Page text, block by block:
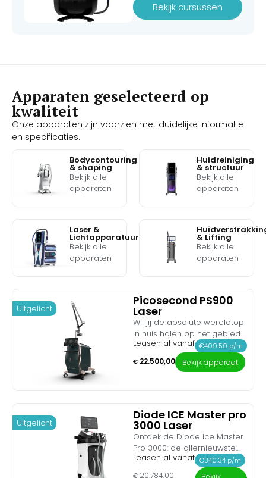
Bekijk cursussen
Apparaten geselecteerd op
kwaliteit
Onze apparaten zijn voorzien met duidelijke informatie
en specificaties.
Bodycontouring
& shaping
Bekijk alle
apparaten
Huidreiniging
& structuur
Bekijk alle
apparaten
Laser &
Lichtapparatuur
Bekijk alle
apparaten
& Lifting
Bekijk alle
apparaten
Picosecond PS900
Laser
Wil jij de absolute wereldtop
in huis halen op het gebied
van inktverwijdering en
huidrevitalisatie? Maak
kennis met de Picosecond
een ongeëvenaard,
gigantisch piekvermogen
van maar liefst 1.33 GW
(Gigawatt). Dankzij de
ultrakorte pulsen van exact
450 picoseconden en het
Leasen al vanaf €409.50 p/m
€ 22.500,00 Bekijk apparaat
Uitgelicht
Diode ICE Master pro
3000 Laser
Ontdek de Diode Ice Master
Pro 3000: de allernieuwste
generatie in professionele
laserontharing. Dit
Leasen al vanaf €340.34 p/m
€20.784,00
Uitgelicht